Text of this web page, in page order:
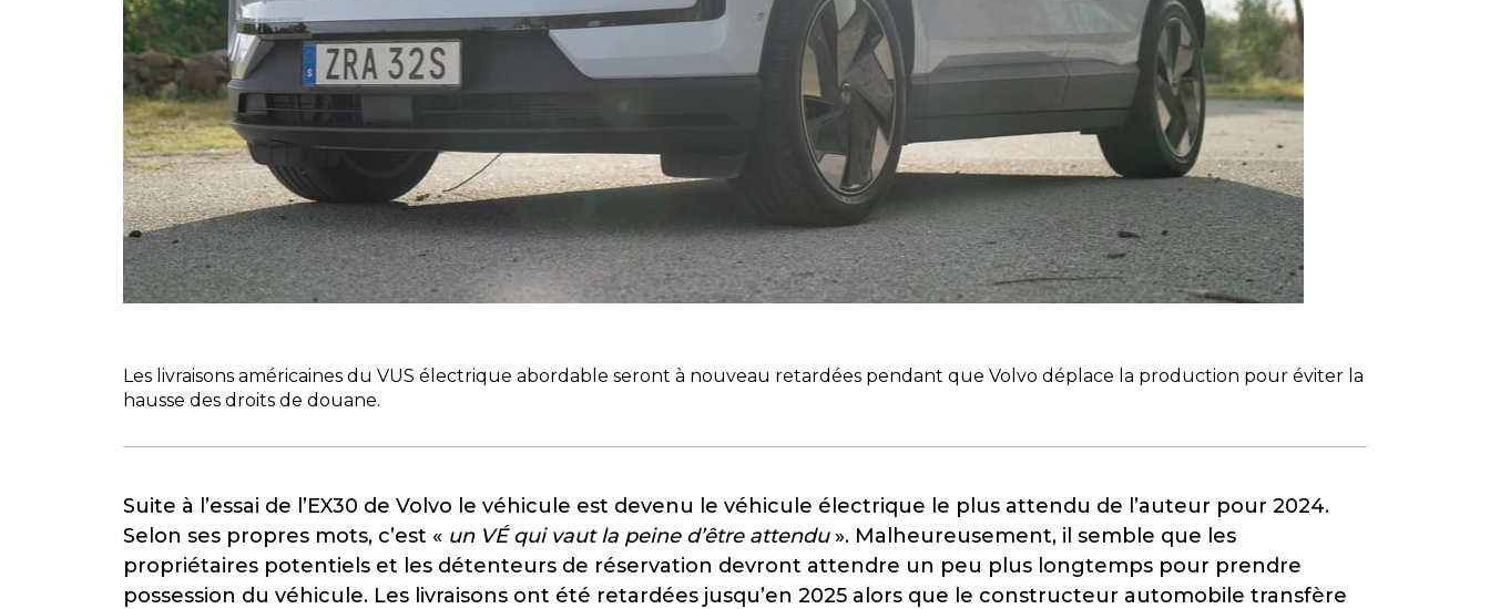
Les livraisons américaines du VUS électrique abordable seront à nouveau retardées pendant que Volvo déplace la production pour éviter la
hausse des droits de douane.
Suite à l’essai de l’EX30 de Volvo le véhicule est devenu le véhicule électrique le plus attendu de l’auteur pour 2024.
Selon ses propres mots, c’est « un VÉ qui vaut la peine d’être attendu». Malheureusement, il semble que les
propriétaires potentiels et les détenteurs de réservation devront attendre un peu plus longtemps pour prendre
possession du véhicule. Les livraisons ont été retardées jusqu’en 2025 alors que le constructeur automobile transfère